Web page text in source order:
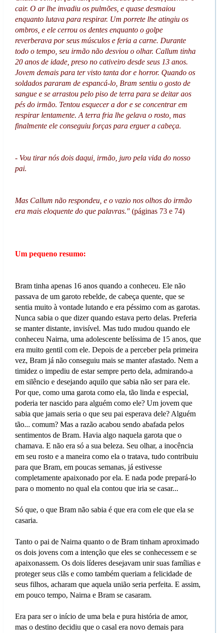
cair. O ar lhe invadiu os pulmões, e quase desmaiou
enquanto lutava para respirar. Um porrete lhe atingiu os
ombros, e ele cerrou os dentes enquanto o golpe
reverberava por seus músculos e feria a carne. Durante
todo o tempo, seu irmão não desviou o olhar. Callum tinha
20 anos de idade, preso no cativeiro desde seus 13 anos.
Jovem demais para ter visto tanta dor e horror. Quando os
soldados pararam de espancá-lo, Bram sentiu o gosto de
sangue e se arrastou pelo piso de terra para se deitar aos
pés do irmão. Tentou esquecer a dor e se concentrar em
respirar lentamente. A terra fria lhe gelava o rosto, mas
finalmente ele conseguiu forças para erguer a cabeça.
- Vou tirar nós dois daqui, irmão, juro pela vida do nosso
pai.
Mas Callum não respondeu, e o vazio nos olhos do irmão
era mais eloquente do que palavras."(páginas 73 e 74)
Um pequeno resumo:
Bram tinha apenas 16 anos quando a conheceu. Ele não
passava de um garoto rebelde, de cabeça quente, que se
sentia muito à vontade lutando e era péssimo com as garotas.
Nunca sabia o que dizer quando estava perto delas. Preferia
se manter distante, invisível. Mas tudo mudou quando ele
conheceu Nairna, uma adolescente belíssima de 15 anos, que
era muito gentil com ele. Depois de a perceber pela primeira
vez, Bram já não conseguiu mais se manter afastado. Nem a
timidez o impediu de estar sempre perto dela, admirando-a
em silêncio e desejando aquilo que sabia não ser para ele.
Por que, como uma garota como ela, tão linda e especial,
poderia ter nascido para alguém como ele? Um jovem que
sabia que jamais seria o que seu pai esperava dele? Alguém
tão... comum? Mas a razão acabou sendo abafada pelos
sentimentos de Bram. Havia algo naquela garota que o
chamava. E não era só a sua beleza. Seu olhar, a inocência
em seu rosto e a maneira como ela o tratava, tudo contribuiu
para que Bram, em poucas semanas, já estivesse
completamente apaixonado por ela. E nada pode prepará-lo
para o momento no qual ela contou que iria se casar...
Só que, o que Bram não sabia é que era com ele que ela se
casaria.
Tanto o pai de Nairna quanto o de Bram tinham aproximado
os dois jovens com a intenção que eles se conhecessem e se
apaixonassem. Os dois líderes desejavam unir suas famílias e
proteger seus clãs e como também queriam a felicidade de
seus filhos, acharam que aquela união seria perfeita. E assim,
em pouco tempo, Nairna e Bram se casaram.
Era para ser o início de uma bela e pura história de amor,
mas o destino decidiu que o casal era novo demais para